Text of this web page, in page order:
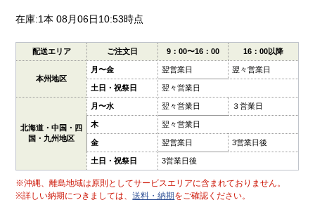
在庫:1本 08月06日10:53時点
配送エリア ご注文日 9：00〜16：00 16：00以降
本州地区
月〜金 翌営業日 翌々営業日
土日・祝祭日 翌々営業日
北海道・中国・四
国・九州地区
月〜水 翌々営業日 ３営業日
木 翌々営業日
金 翌営業日 3営業日後
土日・祝祭日 3営業日後
※沖縄、離島地域は原則としてサービスエリアに含まれておりません。
※詳しい納期につきましては、送料・納期をご確認ください。